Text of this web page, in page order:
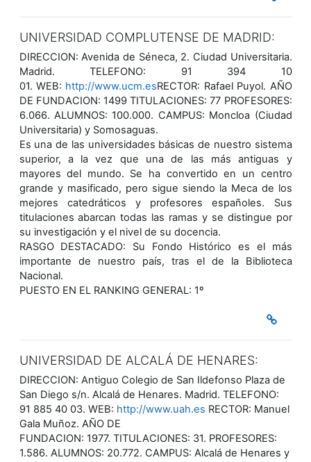
UNIVERSIDAD COMPLUTENSE DE MADRID:
DIRECCION: Avenida de Séneca, 2. Ciudad Universitaria.
Madrid. TELEFONO: 91 394 10
01. WEB: http://www.ucm.esRECTOR: Rafael Puyol. AÑO
DE FUNDACION: 1499 TITULACIONES: 77 PROFESORES:
6.066. ALUMNOS: 100.000. CAMPUS: Moncloa (Ciudad
Universitaria) y Somosaguas.
Es una de las universidades básicas de nuestro sistema
superior, a la vez que una de las más antiguas y
mayores del mundo. Se ha convertido en un centro
grande y masificado, pero sigue siendo la Meca de los
mejores catedráticos y profesores españoles. Sus
titulaciones abarcan todas las ramas y se distingue por
su investigación y el nivel de su docencia.
RASGO DESTACADO: Su Fondo Histórico es el más
importante de nuestro país, tras el de la Biblioteca
Nacional.
PUESTO EN EL RANKING GENERAL: 1º
UNIVERSIDAD DE ALCALÁ DE HENARES:
DIRECCION: Antiguo Colegio de San Ildefonso Plaza de
San Diego s/n. Alcalá de Henares. Madrid. TELEFONO:
91 885 40 03. WEB: http://www.uah.es RECTOR: Manuel
Gala Muñoz. AÑO DE
FUNDACION: 1977. TITULACIONES: 31. PROFESORES:
1.586. ALUMNOS: 20.772. CAMPUS: Alcalá de Henares y